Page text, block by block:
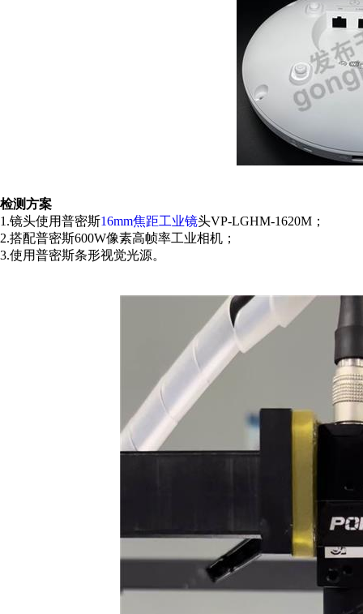
检测方案
1.镜头使用普密斯16mm焦距工业镜头VP-LGHM-1620M；
2.搭配普密斯600W像素高帧率工业相机；
3.使用普密斯条形视觉光源。